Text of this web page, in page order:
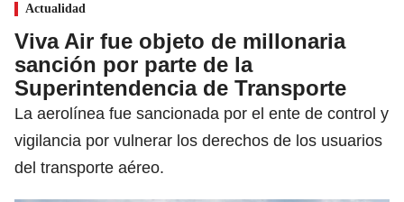
Actualidad
Viva Air fue objeto de millonaria
sanción por parte de la
Superintendencia de Transporte
La aerolínea fue sancionada por el ente de control y
vigilancia por vulnerar los derechos de los usuarios
del transporte aéreo.